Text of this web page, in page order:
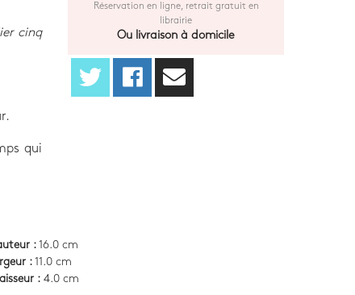
cinq
qui
Réservation en ligne, retrait gratuit en
librairie
Ou livraison à domicile
: 16.0 cm
: 11.0 cm
: 4.0 cm